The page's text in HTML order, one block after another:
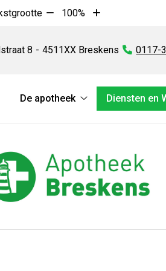
Tekst
10%
100%
Tekst
10%
8 4511XX Breskens Tel:
0117-
De apotheek
apotheek
Diensten en